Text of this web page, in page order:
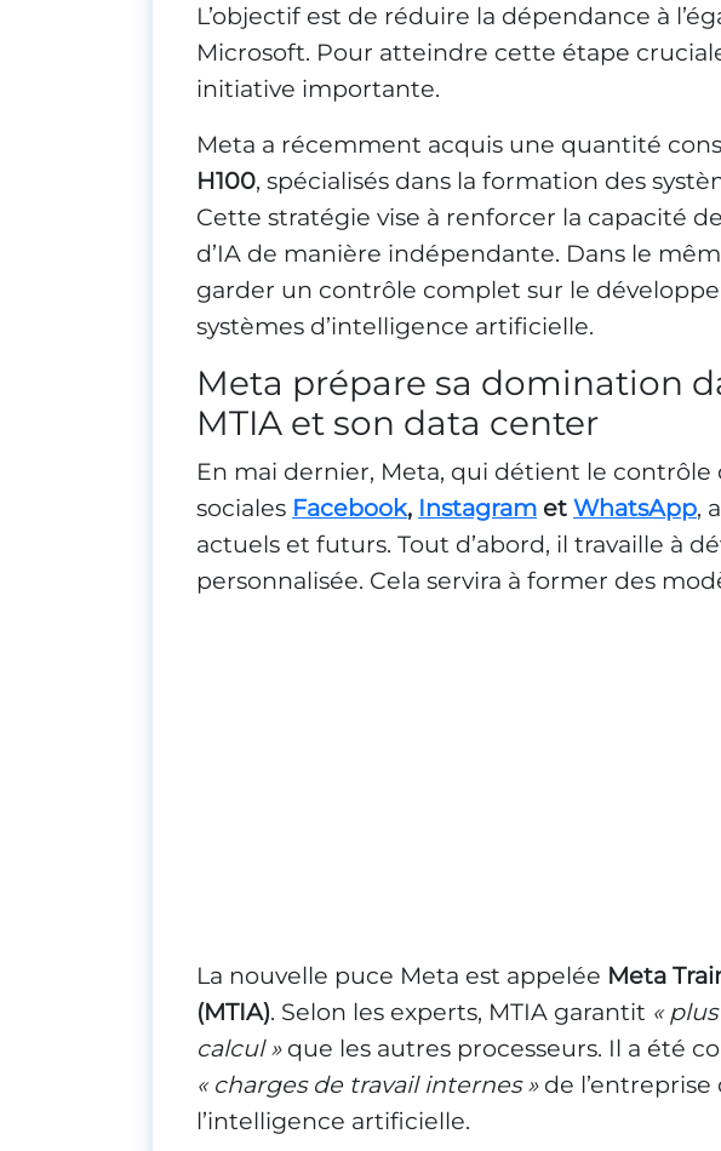
L’objectif est de réduire la dépendance à
Microsoft. Pour atteindre cette étape
initiative importante.
Meta a récemment acquis une quantité
H100, spécialisés dans la formation des
Cette stratégie vise à renforcer la capacité
d’IA de manière indépendante. Dans le
garder un contrôle complet sur le
systèmes d’intelligence artificielle.
Meta prépare sa domination
MTIA et son data center
En mai dernier, Meta, qui détient le
sociales Facebook, Instagram et WhatsApp,
actuels et futurs. Tout d’abord, il travaille à
personnalisée. Cela servira à former des
La nouvelle puce Meta est appelée Meta
(MTIA). Selon les experts, MTIA garantit «
calcul »que les autres processeurs. Il a été
« charges de travail internes »de l’entreprise
l’intelligence artificielle.